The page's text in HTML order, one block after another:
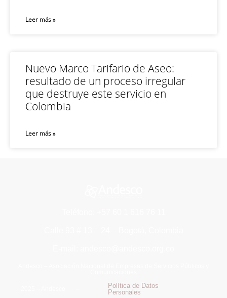
Leer más »
Nuevo Marco Tarifario de Aseo:
resultado de un proceso irregular
que destruye este servicio en
Colombia
Leer más »
Política de Datos
Personales